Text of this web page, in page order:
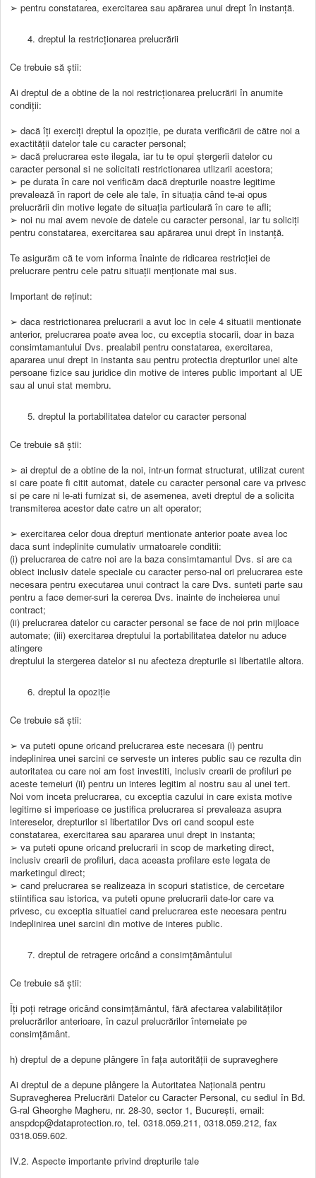
➢ pentru constatarea, exercitarea sau apărarea unui drept în instanță.
dreptul la restricționarea prelucrării
Ce trebuie să știi:
Ai dreptul de a obtine de la noi restricționarea prelucrării în anumite
condiții:
➢ dacă îți exerciți dreptul la opoziție, pe durata verificării de către noi a
exactității datelor tale cu caracter personal;
➢ dacă prelucrarea este ilegala, iar tu te opui ștergerii datelor cu
caracter personal si ne solicitati restrictionarea utlizarii acestora;
➢ pe durata în care noi verificăm dacă drepturile noastre legitime
prevalează în raport de cele ale tale, în situația când te-ai opus
prelucrării din motive legate de situația particulară în care te afli;
➢ noi nu mai avem nevoie de datele cu caracter personal, iar tu soliciți
pentru constatarea, exercitarea sau apărarea unui drept în instanță.
Te asigurăm că te vom informa înainte de ridicarea restricției de
prelucrare pentru cele patru situații menționate mai sus.
Important de reținut:
➢ daca restrictionarea prelucrarii a avut loc in cele 4 situatii mentionate
anterior, prelucrarea poate avea loc, cu exceptia stocarii, doar in baza
consimtamantului Dvs. prealabil pentru constatarea, exercitarea,
apararea unui drept in instanta sau pentru protectia drepturilor unei alte
persoane fizice sau juridice din motive de interes public important al UE
sau al unui stat membru.
dreptul la portabilitatea datelor cu caracter personal
Ce trebuie să știi:
➢ ai dreptul de a obtine de la noi, intr-un format structurat, utilizat curent
si care poate fi citit automat, datele cu caracter personal care va privesc
si pe care ni le-ati furnizat si, de asemenea, aveti dreptul de a solicita
transmiterea acestor date catre un alt operator;
➢ exercitarea celor doua drepturi mentionate anterior poate avea loc
daca sunt indeplinite cumulativ urmatoarele conditii:
(i) prelucrarea de catre noi are la baza consimtamantul Dvs. si are ca
obiect inclusiv datele speciale cu caracter perso-nal ori prelucrarea este
necesara pentru executarea unui contract la care Dvs. sunteti parte sau
pentru a face demer-suri la cererea Dvs. inainte de incheierea unui
contract;
(ii) prelucrarea datelor cu caracter personal se face de noi prin mijloace
automate; (iii) exercitarea dreptului la portabilitatea datelor nu aduce
atingere
dreptului la stergerea datelor si nu afecteza drepturile si libertatile altora.
dreptul la opoziție
Ce trebuie să știi:
➢ va puteti opune oricand prelucrarea este necesara (i) pentru
indeplinirea unei sarcini ce serveste un interes public sau ce rezulta din
autoritatea cu care noi am fost investiti, inclusiv crearii de profiluri pe
aceste temeiuri (ii) pentru un interes legitim al nostru sau al unei tert.
Noi vom inceta prelucrarea, cu exceptia cazului in care exista motive
legitime si imperioase ce justifica prelucrarea si prevaleaza asupra
intereselor, drepturilor si libertatilor Dvs ori cand scopul este
constatarea, exercitarea sau apararea unui drept in instanta;
➢ va puteti opune oricand prelucrarii in scop de marketing direct,
inclusiv crearii de profiluri, daca aceasta profilare este legata de
marketingul direct;
➢ cand prelucrarea se realizeaza in scopuri statistice, de cercetare
stiintifica sau istorica, va puteti opune prelucrarii date-lor care va
privesc, cu exceptia situatiei cand prelucrarea este necesara pentru
indeplinirea unei sarcini din motive de interes public.
dreptul de retragere oricând a consimțământului
Ce trebuie să știi:
Îți poți retrage oricând consimțământul, fără afectarea valabilităților
prelucrărilor anterioare, în cazul prelucrărilor întemeiate pe
consimțământ.
h) dreptul de a depune plângere în fața autorității de supraveghere
Ai dreptul de a depune plângere la Autoritatea Națională pentru
Supravegherea Prelucrării Datelor cu Caracter Personal, cu sediul în Bd.
G-ral Gheorghe Magheru, nr. 28-30, sector 1, București, email:
anspdcp@dataprotection.ro, tel. 0318.059.211, 0318.059.212, fax
0318.059.602.
IV.2. Aspecte importante privind drepturile tale